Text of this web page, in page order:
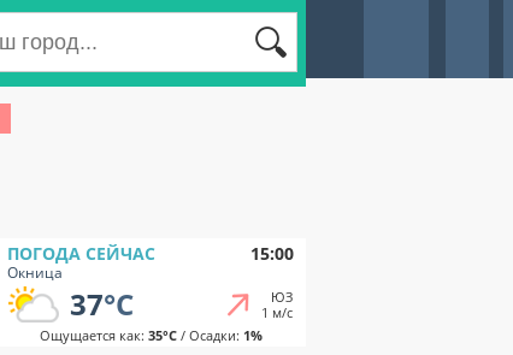
ПОГОДА СЕЙЧАС 15:00
Окница
37°C
ЮЗ
1 м/с
Ощущается как: 35°C/ Осадки: 1%